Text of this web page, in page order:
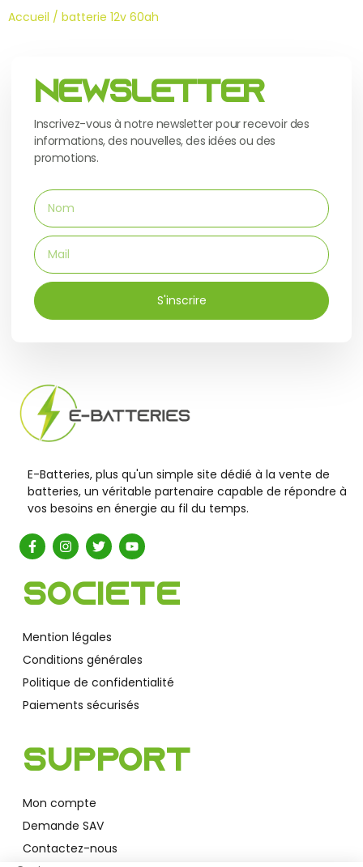
Accueil / batterie 12v 60ah
Newsletter
Inscrivez-vous à notre newsletter pour recevoir des
informations, des nouvelles, des idées ou des
promotions.
S'inscrire
E-Batteries, plus qu'un simple site dédié à la vente de
batteries, un véritable partenaire capable de répondre à
vos besoins en énergie au fil du temps.
Société
Mention légales
Conditions générales
Politique de confidentialité
Paiements sécurisés
Support
Mon compte
Demande SAV
Contactez-nous